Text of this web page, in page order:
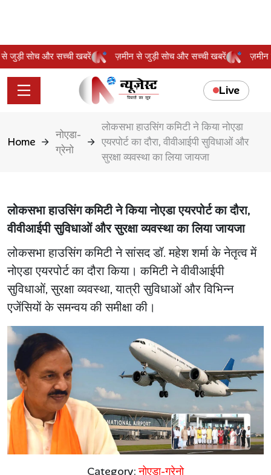
से जुड़ी सोच और सच्ची खबरें ज़मीन से जुड़ी सोच और सच्ची खबरें
Live
Home
नोएडा-
ग्रेनो
लोकसभा हाउसिंग कमिटी ने किया नोएडा
एयरपोर्ट का दौरा, वीवीआईपी सुविधाओं और
सुरक्षा व्यवस्था का लिया जायजा
लोकसभा हाउसिंग कमिटी ने किया नोएडा एयरपोर्ट का दौरा,
वीवीआईपी सुविधाओं और सुरक्षा व्यवस्था का लिया जायजा
लोकसभा हाउसिंग कमिटी ने सांसद डॉ. महेश शर्मा के नेतृत्व में
नोएडा एयरपोर्ट का दौरा किया। कमिटी ने वीवीआईपी
सुविधाओं, सुरक्षा व्यवस्था, यात्री सुविधाओं और विभिन्न
एजेंसियों के समन्वय की समीक्षा की।
Category:नोएडा-ग्रेनो